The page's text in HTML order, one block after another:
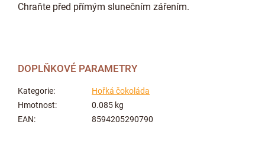
Chraňte před přímým slunečním zářením.
DOPLŇKOVÉ PARAMETRY
Kategorie:
Hořká čokoláda
Hmotnost:
0.085 kg
EAN: 8594205290790